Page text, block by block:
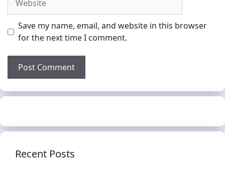
Save my name, email, and website in this browser
for the next time I comment.
Recent Posts